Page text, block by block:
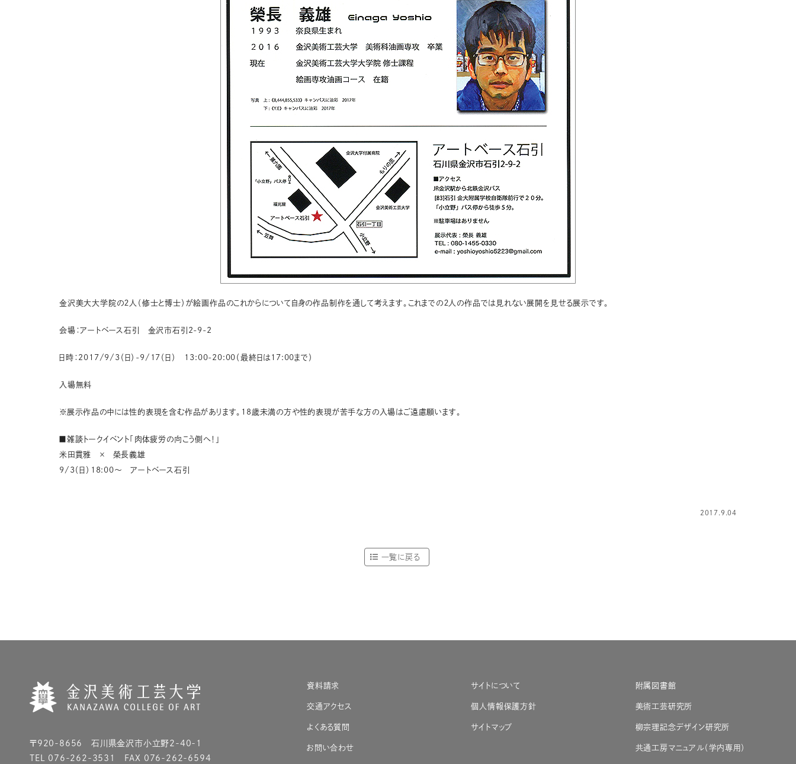
金沢美大大学院の２人（修士と博士）が絵画作品のこれからについて自身の作品制作を通して考えます。これまでの２人の作品では見れない展開を見せる展示です。
会場：アートベース石引 金沢市石引2-9-2
日時：2017/9/3（日）-9/17（日） 13:00-20:00（最終日は17:00まで）
入場無料
※展示作品の中には性的表現を含む作品があります。18歳未満の方や性的表現が苦手な方の入場はご遠慮願います。
■雑談トークイベント「肉体疲労の向こう側へ！」
米田貫雅 × 榮長義雄
9/3（日）18:00〜 アートベース石引
2017.9.04
一覧に戻る
〒920-8656 石川県金沢市小立野2-40-1
TEL 076-262-3531 FAX 076-262-6594
資料請求
交通アクセス
よくある質問
お問い合わせ
サイトについて
個人情報保護方針
サイトマップ
附属図書館
美術工芸研究所
柳宗理記念デザイン研究所
共通工房マニュアル（学内専用）